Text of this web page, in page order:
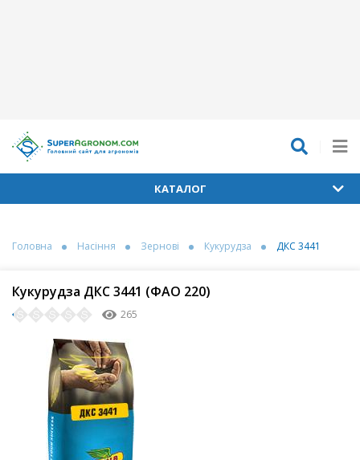
КАТАЛОГ
Головна Насіння Зернові Кукурудза ДКС 3441
Кукурудза ДКС 3441 (ФАО 220)
265